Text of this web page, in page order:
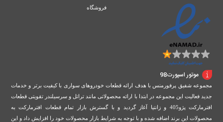
فروشگاه
موتور اسپورت98
مجموعه شفیق پرفورمنس با هدف ارائه قطعات خودروهای سواری با کیفیت برتر و خدمات
جدید فعالیت این مجموعه در ابتدا با ارائه محصولاتی مانند تراتل و سرسیلندر تقویتی قطعات
افترمارکت پژو405 و زانتیا آغاز گردید و با گسترش بازار تمام قطعات افترمارکت به
محصولات این برند اضافه شده و با توجه به شرایط بازار محصولات خود را افزایش داد و این